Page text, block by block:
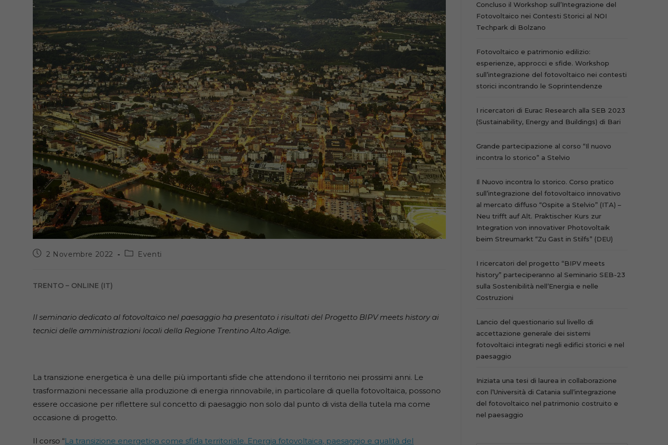
Articolo2 Novembre 2022
Categoria
Eventi
TRENTO – ONLINE (IT)
Il seminario dedicato al fotovoltaico nel paesaggio ha presentato i risultati del Progetto BIPV meets history ai
tecnici delle amministrazioni locali della Regione Trentino Alto Adige.
La transizione energetica è una delle più importanti sfide che attendono il territorio nei prossimi anni. Le
trasformazioni necessarie alla produzione di energia rinnovabile, in particolare di quella fotovoltaica, possono
essere occasione per riflettere sul concetto di paesaggio non solo dal punto di vista della tutela ma come
occasione di progetto.
Il corso “La transizione energetica come sfida territoriale. Energia fotovoltaica, paesaggio e qualità del
Concluso il Workshop sull’Integrazione del
Fotovoltaico nei Contesti Storici al NOI
Techpark di Bolzano
Fotovoltaico e patrimonio edilizio:
esperienze, approcci e sfide. Workshop
sull’integrazione del fotovoltaico nei contesti
storici incontrando le Soprintendenze
I ricercatori di Eurac Research alla SEB 2023
(Sustainability, Energy and Buildings) di Bari
Grande partecipazione al corso “Il nuovo
incontra lo storico” a Stelvio
Il Nuovo incontra lo storico. Corso pratico
sull’integrazione del fotovoltaico innovativo
al mercato diffuso “Ospite a Stelvio” (ITA) –
Neu trifft auf Alt. Praktischer Kurs zur
Integration von innovativer Photovoltaik
beim Streumarkt “Zu Gast in Stilfs” (DEU)
I ricercatori del progetto “BIPV meets
history” parteciperanno al Seminario SEB-23
sulla Sostenibilità nell’Energia e nelle
Costruzioni
Lancio del questionario sul livello di
accettazione generale dei sistemi
fotovoltaici integrati negli edifici storici e nel
paesaggio
Iniziata una tesi di laurea in collaborazione
con l’Università di Catania sull’integrazione
del fotovoltaico nel patrimonio costruito e
nel paesaggio